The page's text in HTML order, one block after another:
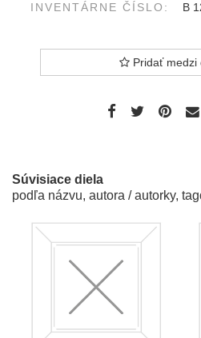
INVENTÁRNE ČÍSLO: B
Pridať medzi
Súvisiace diela
podľa názvu, autora / autorky,